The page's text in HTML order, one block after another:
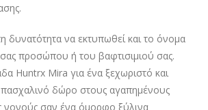
δυνατότητα να εκτυπωθεί και το όνομα
προσώπου ή του βαφτισιμιού σας.
Huntrx Mira για ένα ξεχωριστό και
δώρο στους αγαπημένους
νονούς σαν ένα όμορφο ξύλινα